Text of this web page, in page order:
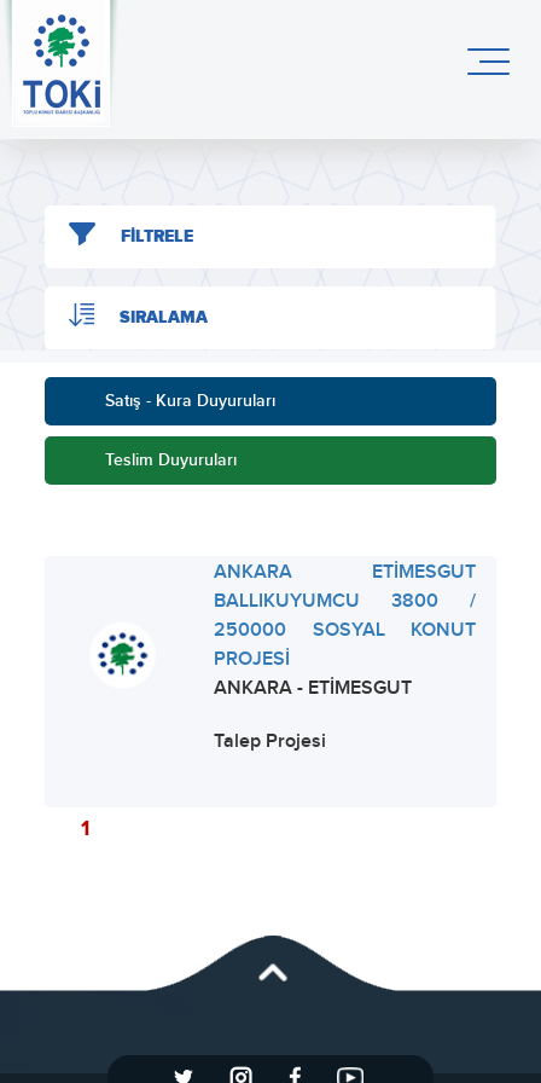
FİLTRELE
SIRALAMA
Satış - Kura Duyuruları
Teslim Duyuruları
ANKARA ETİMESGUT
BALLIKUYUMCU 3800 /
250000 SOSYAL KONUT
PROJESİ
ANKARA - ETİMESGUT
Talep Projesi
1